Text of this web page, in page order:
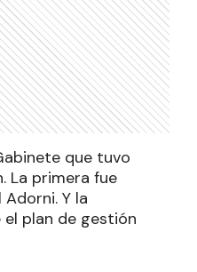
que tuvo
La primera fue
Y la
plan de gestión